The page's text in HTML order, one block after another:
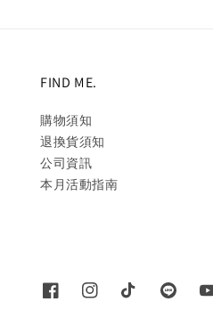
FIND ME.
購物須知
退換貨須知
公司資訊
本月活動指南